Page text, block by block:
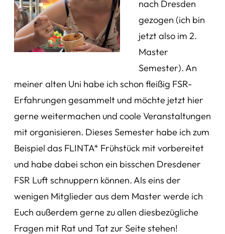
nach Dresden
gezogen (ich bin
jetzt also im 2.
Master
Semester). An
meiner alten Uni habe ich schon fleißig FSR-
Erfahrungen gesammelt und möchte jetzt hier
gerne weitermachen und coole Veranstaltungen
mit organisieren. Dieses Semester habe ich zum
Beispiel das FLINTA* Frühstück mit vorbereitet
und habe dabei schon ein bisschen Dresdener
FSR Luft schnuppern können. Als eins der
wenigen Mitglieder aus dem Master werde ich
Euch außerdem gerne zu allen diesbezügliche
Fragen mit Rat und Tat zur Seite stehen!